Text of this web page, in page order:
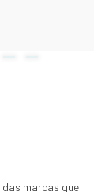
marcas que